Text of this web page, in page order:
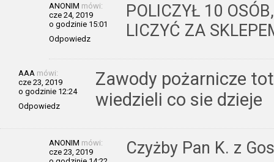
ANONIM mówi:
cze 24, 2019
o godzinie 15:01
Odpowiedz
POLICZYŁ 10
LICZYĆ ZA
AAA mówi:
cze 23, 2019
o godzinie 12:24
Odpowiedz
Zawody pożarnicze
wiedzieli co sie dzieje
ANONIM mówi:
cze 23, 2019
Czyżby Pan K. z